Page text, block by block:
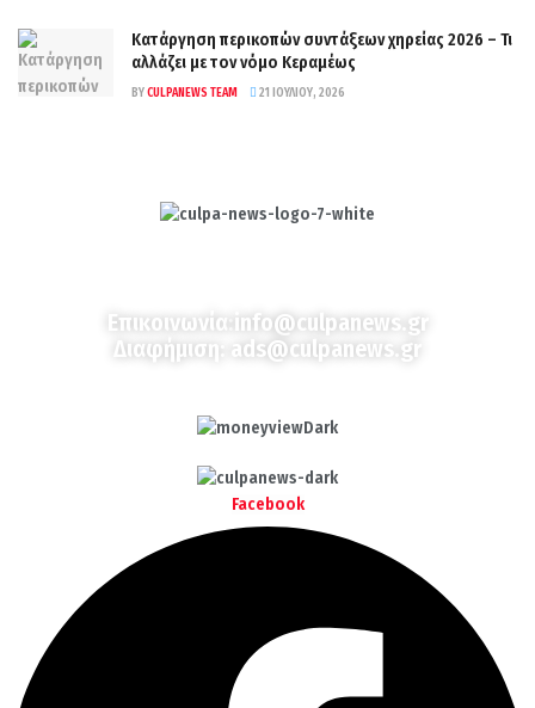
Κατάργηση περικοπών συντάξεων χηρείας 2026 – Τι
αλλάζει με τον νόμο Κεραμέως
BYCULPANEWS TEAM 21 ΙΟΥΛΊΟΥ, 2026
Επικοινωνία:
info@culpanews.gr
Διαφήμιση:
ads@culpanews.gr
Facebook